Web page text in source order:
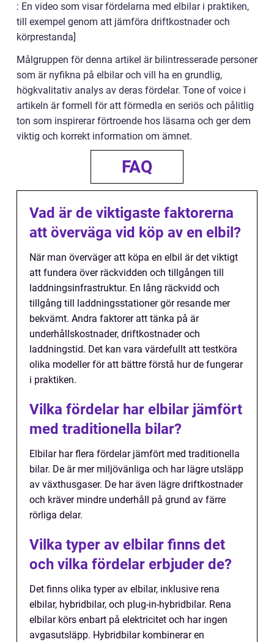
: En video som visar fördelarna med elbilar i praktiken,
till exempel genom att jämföra driftkostnader och
körprestanda]
Målgruppen för denna artikel är bilintresserade personer
som är nyfikna på elbilar och vill ha en grundlig,
högkvalitativ analys av deras fördelar. Tone of voice i
artikeln är formell för att förmedla en seriös och pålitlig
ton som inspirerar förtroende hos läsarna och ger dem
viktig och korrekt information om ämnet.
FAQ
Vad är de viktigaste faktorerna
att överväga vid köp av en elbil?
När man överväger att köpa en elbil är det viktigt
att fundera över räckvidden och tillgången till
laddningsinfrastruktur. En lång räckvidd och
tillgång till laddningsstationer gör resande mer
bekvämt. Andra faktorer att tänka på är
underhållskostnader, driftkostnader och
laddningstid. Det kan vara värdefullt att testköra
olika modeller för att bättre förstå hur de fungerar
i praktiken.
Vilka fördelar har elbilar jämfört
med traditionella bilar?
Elbilar har flera fördelar jämfört med traditionella
bilar. De är mer miljövänliga och har lägre utsläpp
av växthusgaser. De har även lägre driftkostnader
och kräver mindre underhåll på grund av färre
rörliga delar.
Vilka typer av elbilar finns det
och vilka fördelar erbjuder de?
Det finns olika typer av elbilar, inklusive rena
elbilar, hybridbilar, och plug-in-hybridbilar. Rena
elbilar körs enbart på elektricitet och har ingen
avgasutsläpp. Hybridbilar kombinerar en